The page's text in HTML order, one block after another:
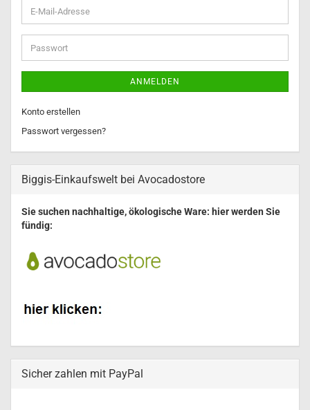
E-
Mail-
Adresse
Passwort
ANMELDEN
Konto erstellen
Passwort vergessen?
Biggis-Einkaufswelt bei Avocadostore
Sie suchen nachhaltige, ökologische Ware: hier werden Sie
fündig:
Sicher zahlen mit PayPal